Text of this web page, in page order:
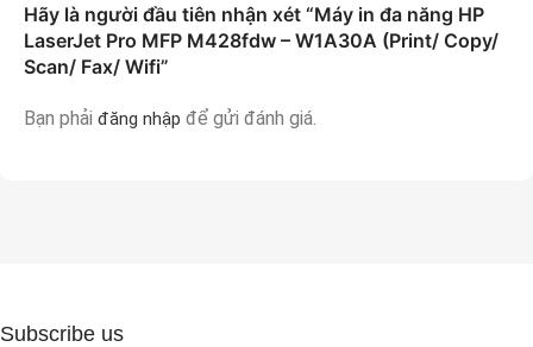
Hãy là người đầu tiên nhận xét “Máy in đa năng HP
LaserJet Pro MFP M428fdw – W1A30A (Print/ Copy/
Scan/ Fax/ Wifi”
Bạn phải đăng nhập để gửi đánh giá.
Subscribe us